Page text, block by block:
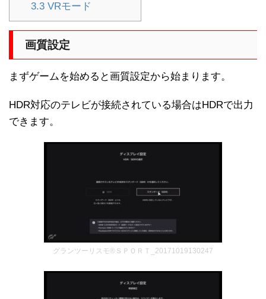
3.3VRモード
画質設定
まずゲームを始めると画質設定から始まります。
HDR対応のテレビが接続されている場合はHDRで出力
できます。
グランツーリスモ®ＳＰＯＲＴ_20171019130247